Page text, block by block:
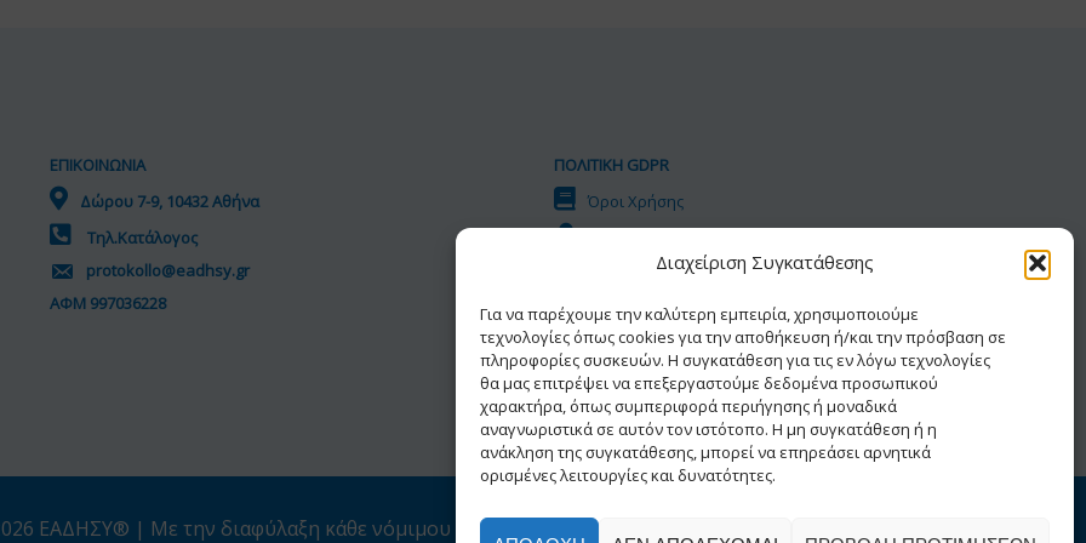
Διαχείριση Συγκατάθεσης
Για να παρέχουμε την καλύτερη εμπειρία, χρησιμοποιούμε
τεχνολογίες όπως cookies για την αποθήκευση ή/και την πρόσβαση σε
πληροφορίες συσκευών. Η συγκατάθεση για τις εν λόγω τεχνολογίες
θα μας επιτρέψει να επεξεργαστούμε δεδομένα προσωπικού
χαρακτήρα, όπως συμπεριφορά περιήγησης ή μοναδικά
αναγνωριστικά σε αυτόν τον ιστότοπο. Η μη συγκατάθεση ή η
ανάκληση της συγκατάθεσης, μπορεί να επηρεάσει αρνητικά
ορισμένες λειτουργίες και δυνατότητες.
ΕΠΙΚΟΙΝΩΝΙΑ
Δώρου 7-9, 10432 Αθήνα
Τηλ.Κατάλογος
protokollo@eadhsy.gr
ΑΦΜ 997036228
ΠΟΛΙΤΙΚΗ GDPR
Όροι Χρήσης
Πολιτική Cookies
Δήλωση Προσβασιμότητας
ΕΑΔΗΣΥ® | Με την διαφύλαξη κάθε νόμιμου δικαιώματος